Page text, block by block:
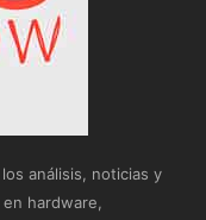
análisis, noticias y
hardware,